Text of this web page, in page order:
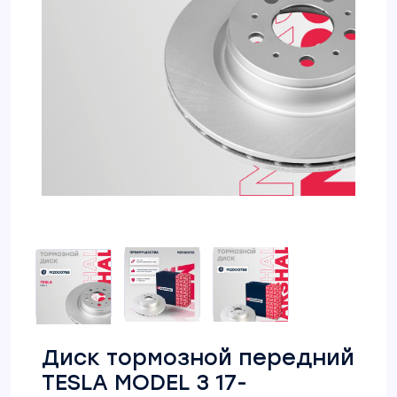
Диск тормозной передний
TESLA MODEL 3 17-